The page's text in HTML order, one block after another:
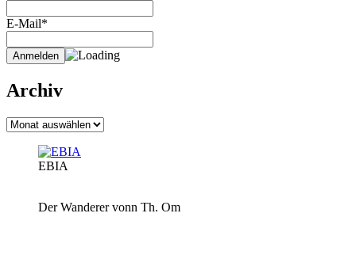
E-Mail*
Archiv
Archiv
EBIA
Der Wanderer vonn Th. Om